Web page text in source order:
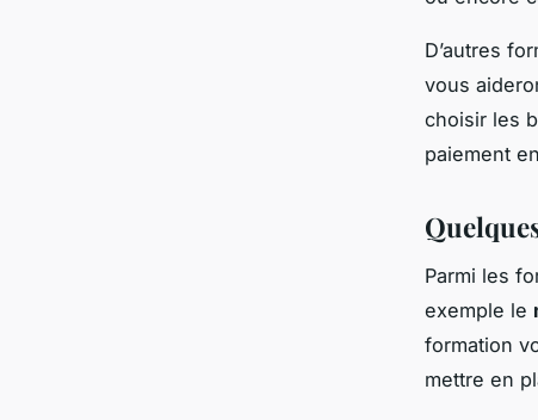
D’autres
vous
choisir les
paiement
Parmi les
exemple le
formation
mettre en